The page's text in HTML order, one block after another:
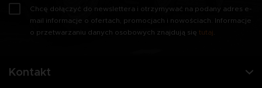
Kontakt
Chcę dołączyć do newslettera i otrzymywać na podany adres e-
mail informacje o ofertach, promocjach i nowościach. Informacje
o przetwarzaniu danych osobowych znajdują się tutaj